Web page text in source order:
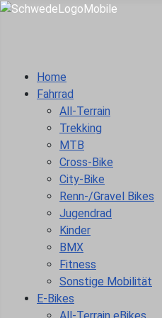
Home
Fahrrad
All-Terrain
Trekking
MTB
Cross-Bike
City-Bike
Renn-/Gravel Bikes
Jugendrad
Kinder
BMX
Fitness
Sonstige Mobilität
E-Bikes